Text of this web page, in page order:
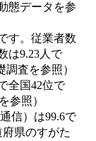
態データを参
す。従業者数
は9.23人で
査を参照）
全国42位で
参照）
信）は99.6で
県のすがた